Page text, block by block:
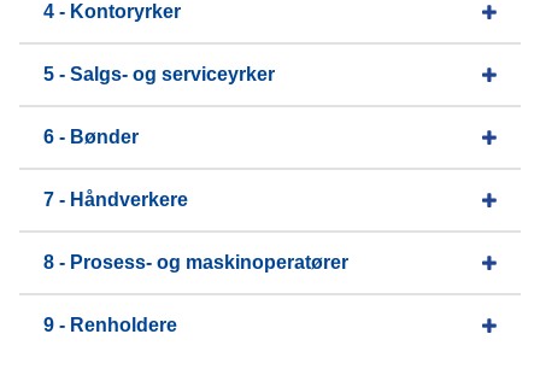
4 - Kontoryrker
5 - Salgs- og serviceyrker
6 - Bønder
7 - Håndverkere
8 - Prosess- og maskinoperatører
9 - Renholdere